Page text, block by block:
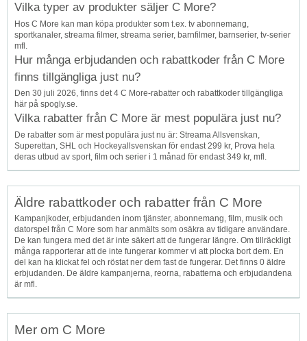
Vilka typer av produkter säljer C More?
Hos C More kan man köpa produkter som t.ex. tv abonnemang,
sportkanaler, streama filmer, streama serier, barnfilmer, barnserier, tv-serier
mfl.
Hur många erbjudanden och rabattkoder från C More
finns tillgängliga just nu?
Den 30 juli 2026, finns det 4 C More-rabatter och rabattkoder tillgängliga
här på spogly.se.
Vilka rabatter från C More är mest populära just nu?
De rabatter som är mest populära just nu är: Streama Allsvenskan,
Superettan, SHL och Hockeyallsvenskan för endast 299 kr, Prova hela
deras utbud av sport, film och serier i 1 månad för endast 349 kr, mfl.
Äldre rabattkoder och rabatter från C More
Kampanjkoder, erbjudanden inom tjänster, abonnemang, film, musik och
datorspel från C More som har anmälts som osäkra av tidigare användare.
De kan fungera med det är inte säkert att de fungerar längre. Om tillräckligt
många rapporterar att de inte fungerar kommer vi att plocka bort dem. En
del kan ha klickat fel och röstat ner dem fast de fungerar. Det finns 0 äldre
erbjudanden. De äldre kampanjerna, reorna, rabatterna och erbjudandena
är mfl.
Mer om C More